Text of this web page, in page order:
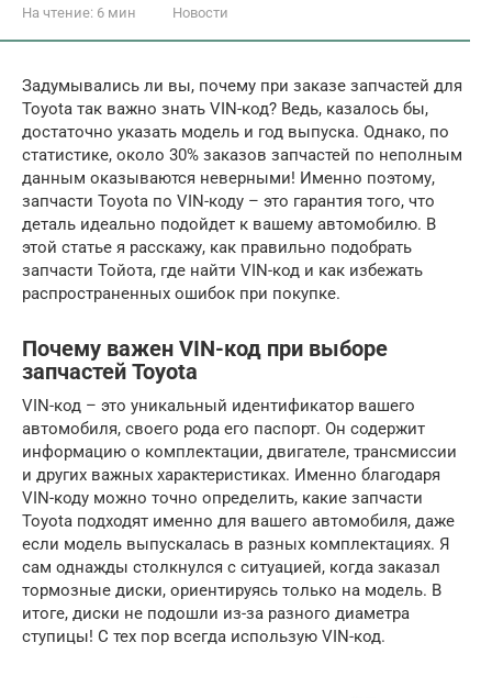
На чтение: 6 мин Новости
Задумывались ли вы, почему при заказе запчастей для
Toyota так важно знать VIN-код? Ведь, казалось бы,
достаточно указать модель и год выпуска. Однако, по
статистике, около 30% заказов запчастей по неполным
данным оказываются неверными! Именно поэтому,
запчасти Toyota по VIN-коду – это гарантия того, что
деталь идеально подойдет к вашему автомобилю. В
этой статье я расскажу, как правильно подобрать
запчасти Тойота, где найти VIN-код и как избежать
распространенных ошибок при покупке.
Почему важен VIN-код при выборе
запчастей Toyota
VIN-код – это уникальный идентификатор вашего
автомобиля, своего рода его паспорт. Он содержит
информацию о комплектации, двигателе, трансмиссии
и других важных характеристиках. Именно благодаря
VIN-коду можно точно определить, какие запчасти
Toyota подходят именно для вашего автомобиля, даже
если модель выпускалась в разных комплектациях. Я
сам однажды столкнулся с ситуацией, когда заказал
тормозные диски, ориентируясь только на модель. В
итоге, диски не подошли из-за разного диаметра
ступицы! С тех пор всегда использую VIN-код.